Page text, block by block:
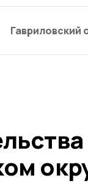
Гавриловский